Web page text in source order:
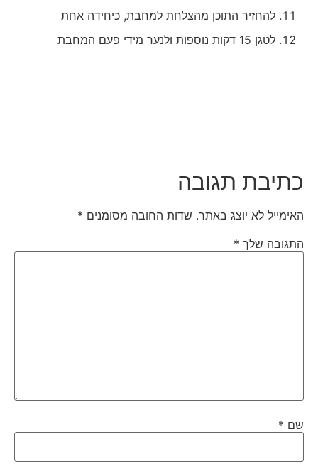
להחזיר התוכן מהצלחת למחבת, כיחידה אחת
לטגן 15 דקות נוספות ולנער מידי פעם המחבת
כתיבת תגובה
האימייל לא יוצג באתר. שדות החובה מסומנים*
התגובה שלך*
שם*